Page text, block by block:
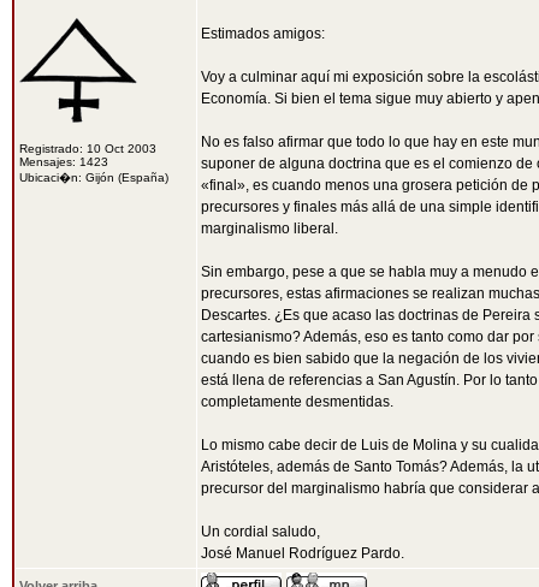
Registrado: 10 Oct 2003
Mensajes: 1423
Ubicaci�n: Gijón (España)
Estimados amigos:
Voy a culminar aquí mi exposición sobre la
Economía. Si bien el tema sigue muy abierto y
No es falso afirmar que todo lo que hay en este
suponer de alguna doctrina que es el comienzo
«final», es cuando menos una grosera petición de
precursores y finales más allá de una simple
marginalismo liberal.
Sin embargo, pese a que se habla muy a menudo
precursores, estas afirmaciones se realizan
Descartes. ¿Es que acaso las doctrinas de
cartesianismo? Además, eso es tanto como dar
cuando es bien sabido que la negación de los
está llena de referencias a San Agustín. Por lo
completamente desmentidas.
Lo mismo cabe decir de Luis de Molina y su
Aristóteles, además de Santo Tomás? Además, la
precursor del marginalismo habría que considerar
Un cordial saludo,
José Manuel Rodríguez Pardo.